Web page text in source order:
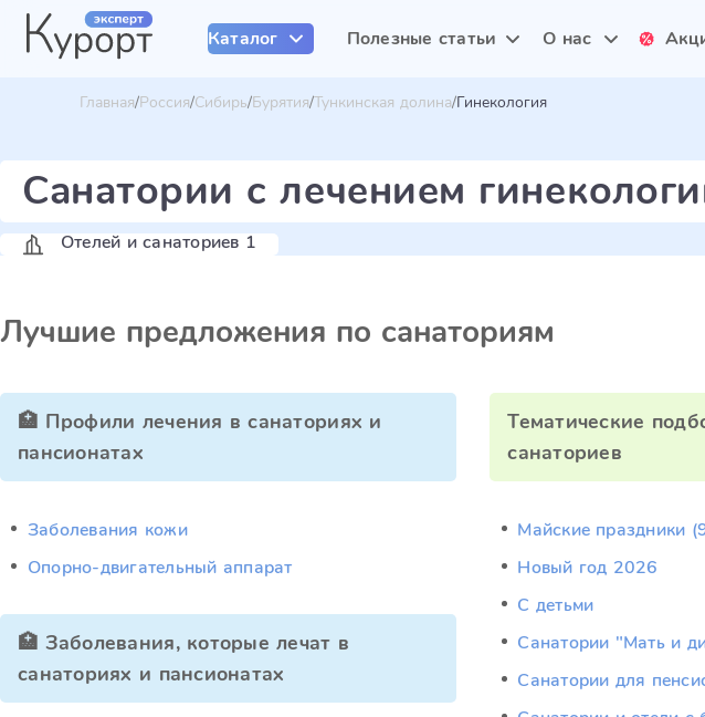
Каталог Полезные статьи О нас
Главная Россия Сибирь Бурятия Тункинская долина Гинекология
Санатории с лечением
Отелей и санаториев 1
Лучшие предложения по санаториям
🏥 Профили лечения в санаториях и
пансионатах
Заболевания кожи
Опорно-двигательный аппарат
🏥 Заболевания, которые лечат в
санаториях и пансионатах
Тематические
санаториев
Майские праздники
Новый год 2026
С детьми
Санатории "Мать и
Санатории для